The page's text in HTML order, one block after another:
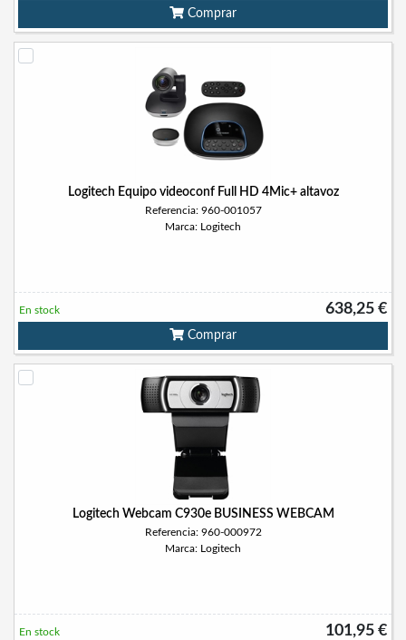
Comprar
Logitech Equipo videoconf Full HD 4Mic+ altavoz
Referencia: 960-001057
Marca: Logitech
638,25 €
En stock
Comprar
Logitech Webcam C930e BUSINESS WEBCAM
Referencia: 960-000972
Marca: Logitech
101,95 €
En stock